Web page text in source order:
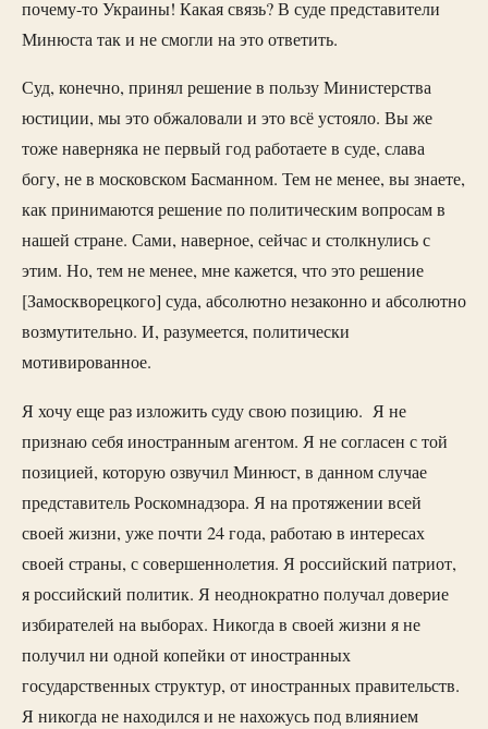
почему-то Украины! Какая связь? В суде представители
Минюста так и не смогли на это ответить.
Суд, конечно, принял решение в пользу Министерства
юстиции, мы это обжаловали и это всё устояло. Вы же
тоже наверняка не первый год работаете в суде, слава
богу, не в московском Басманном. Тем не менее, вы знаете,
как принимаются решение по политическим вопросам в
нашей стране. Сами, наверное, сейчас и столкнулись с
этим. Но, тем не менее, мне кажется, что это решение
[Замоскворецкого] суда, абсолютно незаконно и абсолютно
возмутительно. И, разумеется, политически
мотивированное.
Я хочу еще раз изложить суду свою позицию. Я не
признаю себя иностранным агентом. Я не согласен с той
позицией, которую озвучил Минюст, в данном случае
представитель Роскомнадзора. Я на протяжении всей
своей жизни, уже почти 24 года, работаю в интересах
своей страны, с совершеннолетия. Я российский патриот,
я российский политик. Я неоднократно получал доверие
избирателей на выборах. Никогда в своей жизни я не
получил ни одной копейки от иностранных
государственных структур, от иностранных правительств.
Я никогда не находился и не нахожусь под влиянием